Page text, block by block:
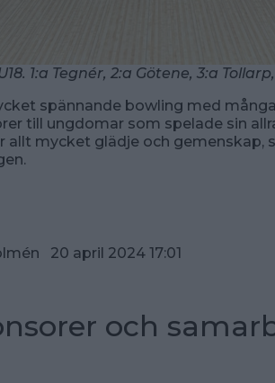
1:a Tegnér, 2:a Götene, 3:a
spännande bowling med
till ungdomar som spelade sin
allt mycket glädje och gemenskap,
20 april 2024 17:01
och